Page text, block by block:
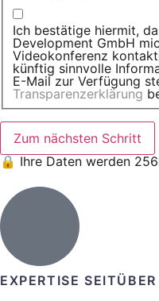
Ich bestätige hiermit,
Development GmbH
Videokonferenz
künftig sinnvolle
E-Mail zur Verfügung
Transparenzerklärung
🔒 Ihre Daten werden
EXPERTISE SEIT